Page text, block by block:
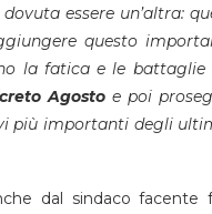
essere un’altra:
questo
la fatica e le
Agosto e poi
più importanti degli
dal sindaco facente